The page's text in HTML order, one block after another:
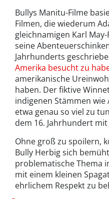
Bullys Manitu-Filme
Filmen, die wiederum
gleichnamigen Karl
seine
Jahrhunderts
Amerika besucht zu
amerikanische
haben. Der fiktive
indigenen Stämmen
etwa genau so viel zu
dem 16. Jahrhundert mit
Ohne groß zu spoilern,
Bully Herbig sich
problematische Thema
mit einem kleinen
ehrlichem Respekt zu